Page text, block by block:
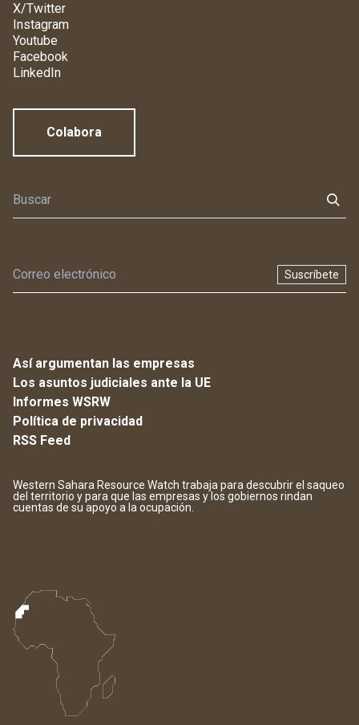
X/Twitter
Instagram
Youtube
Facebook
LinkedIn
Colabora
Suscríbete
Así argumentan las empresas
Los asuntos judiciales ante la UE
Informes WSRW
Política de privacidad
RSS Feed
Western Sahara Resource Watch trabaja para descubrir el saqueo
del territorio y para que las empresas y los gobiernos rindan
cuentas de su apoyo a la ocupación.